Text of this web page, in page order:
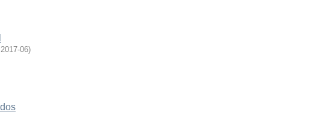
2017-06)